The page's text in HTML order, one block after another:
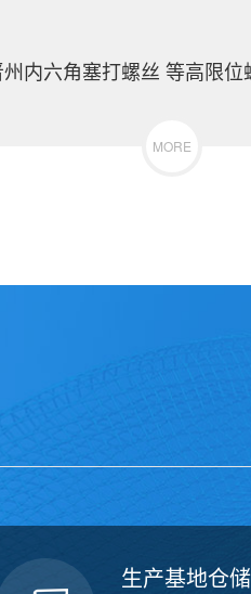
MORE
生产基地仓